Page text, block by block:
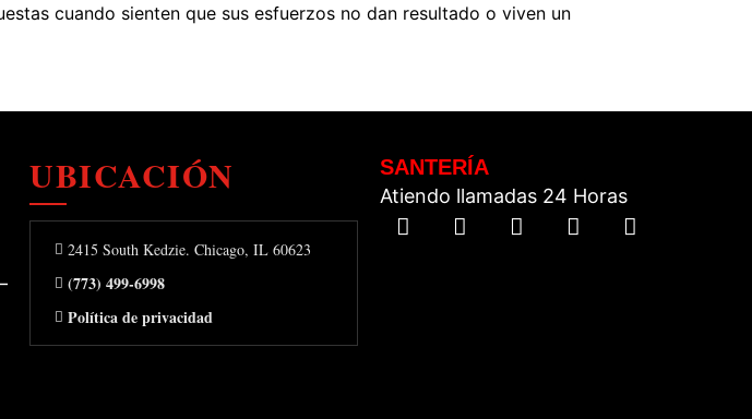
cuando sienten que sus esfuerzos no dan resultado o viven un
UBICACIÓN
2415 South Kedzie. Chicago, IL 60623
(773) 499-6998
Política de privacidad
SANTERÍA
Atiendo llamadas 24 Horas